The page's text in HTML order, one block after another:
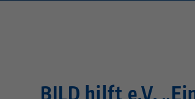
BILD hilft e.V.